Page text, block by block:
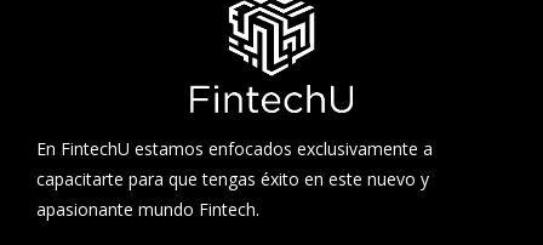
En FintechU estamos enfocados exclusivamente a
capacitarte para que tengas éxito en este nuevo y
apasionante mundo Fintech.